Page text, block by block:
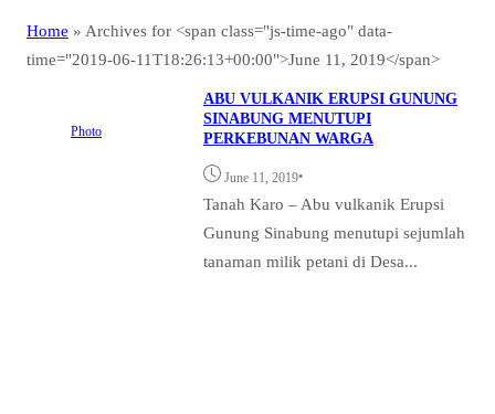
Home » Archives for <span class="js-time-ago" data-
time="2019-06-11T18:26:13+00:00">June 11, 2019</span>
Photo
ABU VULKANIK ERUPSI GUNUNG
SINABUNG MENUTUPI
PERKEBUNAN WARGA
June 11, 2019•
Tanah Karo – Abu vulkanik Erupsi
Gunung Sinabung menutupi sejumlah
tanaman milik petani di Desa...